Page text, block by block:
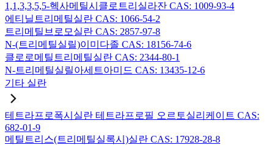
1,1,3,3,5,5-헥사메틸시클로트리실라잔 CAS: 1009-93-4
에티닐트리메틸실란 CAS: 1066-54-2
트리메틸브로모실란 CAS: 2857-97-8
N-(트리메틸실릴)이미다졸 CAS: 18156-74-6
클로로메틸트리메틸실란 CAS: 2344-80-1
N-트리메틸실릴아세트아미드 CAS: 13435-12-6
기타 실란
테트라프로폭시실란 테트라프로필 오르토실리케이트 CAS:
682-01-9
메틸트리스(트리메틸실록시)실란 CAS: 17928-28-8